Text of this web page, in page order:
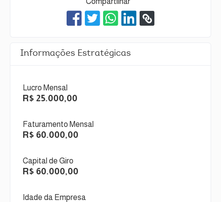
Informações Estratégicas
Lucro Mensal
R$ 25.000,00
Faturamento Mensal
R$ 60.000,00
Capital de Giro
R$ 60.000,00
Idade da Empresa